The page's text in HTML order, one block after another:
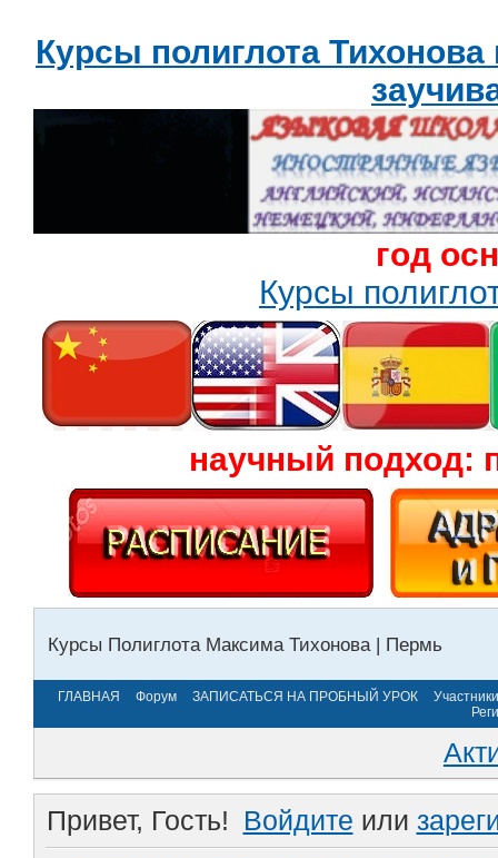
Курсы полиглота
год
Курсы
научный подход:
Курсы Полиглота Максима Тихонова | Пермь
ГЛАВНАЯ Форум ЗАПИСАТЬСЯ НА ПРОБНЫЙ УРОК
Участники
Привет, Гость! Войдите или